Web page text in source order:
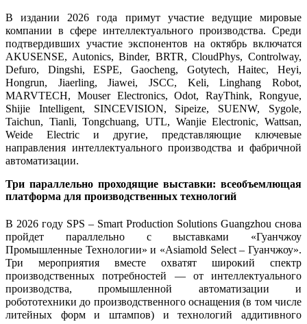
В издании 2026 года примут участие ведущие мировые
компании в сфере интеллектуального производства. Среди
подтвердивших участие экспонентов на октябрь включатся
AKUSENSE, Autonics, Binder, BRTR, CloudPhys, Controlway,
Defuro, Dingshi, ESPE, Gaocheng, Gotytech, Haitec, Heyi,
Hongrun, Jiaerling, Jiawei, JSCC, Keli, Linghang Robot,
MARVTECH, Mouser Electronics, Odot, RayThink, Rongyue,
Shijie Intelligent, SINCEVISION, Sipeize, SUENW, Sygole,
Taichun, Tianli, Tongchuang, UTL, Wanjie Electronic, Wattsan,
Weide Electric и другие, представляющие ключевые
направления интеллектуального производства и фабричной
автоматизации.
Три параллельно проходящие выставки: всеобъемлющая
платформа для производственных технологий
В 2026 году SPS – Smart Production Solutions Guangzhou снова
пройдет параллельно с выставками «Гуанчжоу
Промышленные Технологии» и «Asiamold Select – Гуанчжоу».
Три мероприятия вместе охватят широкий спектр
производственных потребностей — от интеллектуального
производства, промышленной автоматизации и
робототехники до производственного оснащения (в том числе
литейных форм и штампов) и технологий аддитивного